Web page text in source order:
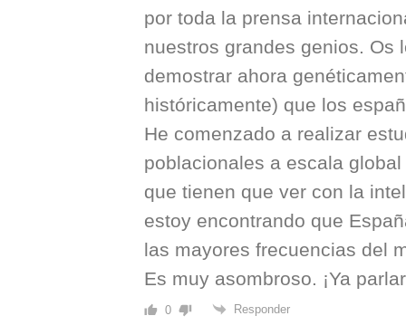
por toda la prensa
nuestros grandes genios. Os
demostrar ahora
históricamente) que los
He comenzado a realizar
poblacionales a escala
que tienen que ver con la
estoy encontrando que
las mayores frecuencias del
Es muy asombroso. ¡Ya
0 Responder